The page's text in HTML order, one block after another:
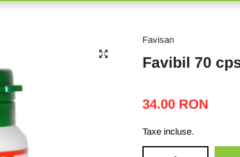
Favisan
Favibil 70
34.00 RON
Taxe incluse.